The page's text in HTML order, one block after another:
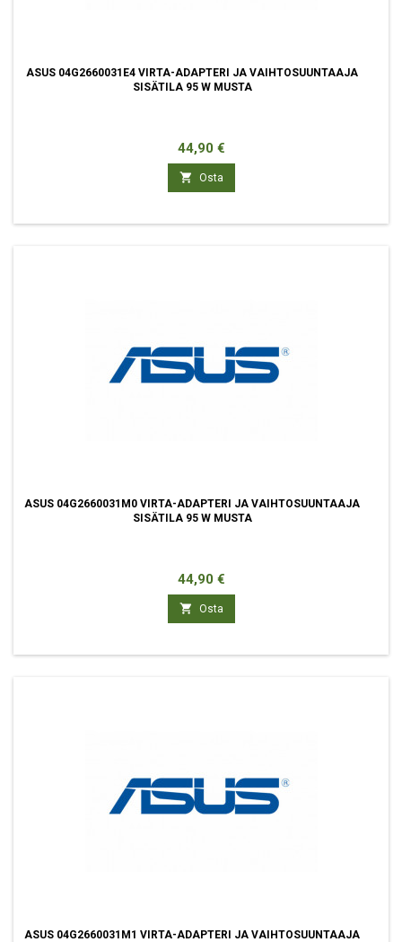
ASUS 04G2660031E4 VIRTA-ADAPTERI JA VAIHTOSUUNTAAJA
SISÄTILA 95 W MUSTA
Hinta
44,90 €
 Osta
ASUS 04G2660031M0 VIRTA-ADAPTERI JA VAIHTOSUUNTAAJA
SISÄTILA 95 W MUSTA
Hinta
44,90 €
 Osta
ASUS 04G2660031M1 VIRTA-ADAPTERI JA VAIHTOSUUNTAAJA